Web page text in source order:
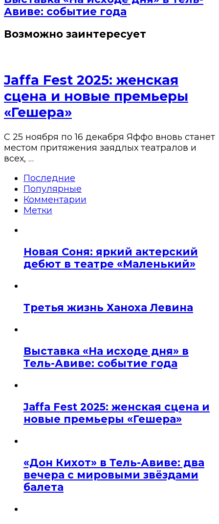
Авиве: событие года
Возможно заинтересует
Jaffa Fest 2025: женская
сцена и новые премьеры
«Гешера»
С 25 ноября по 16 декабря Яффо вновь станет
местом притяжения заядлых театралов и
всех, …
Последние
Популярные
Комментарии
Метки
Новая Соня: яркий актерский
дебют в театре «Маленький»
Третья жизнь Ханоха Левина
Выставка «На исходе дня» в
Тель-Авиве: событие года
Jaffa Fest 2025: женская сцена и
новые премьеры «Гешера»
«Дон Кихот» в Тель-Авиве: два
вечера с мировыми звёздами
балета